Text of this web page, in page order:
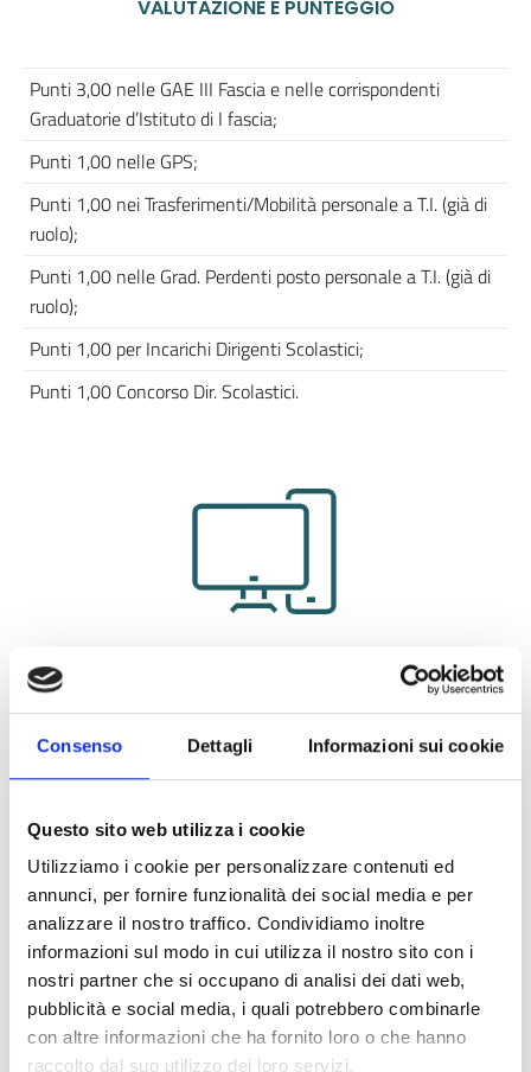
Consenso Dettagli Informazioni sui cookie
Questo sito web utilizza i cookie
Utilizziamo i cookie per personalizzare contenuti ed
annunci, per fornire funzionalità dei social media e per
analizzare il nostro traffico. Condividiamo inoltre
informazioni sul modo in cui utilizza il nostro sito con i
nostri partner che si occupano di analisi dei dati web,
pubblicità e social media, i quali potrebbero combinarle
con altre informazioni che ha fornito loro o che hanno
raccolto dal suo utilizzo dei loro servizi.
VALUTAZIONE E PUNTEGGIO
Punti 3,00 nelle GAE III Fascia e nelle corrispondenti
Graduatorie d’Istituto di I fascia;
Punti 1,00 nelle GPS;
Punti 1,00 nei Trasferimenti/Mobilità personale a T.I. (già di
ruolo);
Punti 1,00 nelle Grad. Perdenti posto personale a T.I. (già di
ruolo);
Punti 1,00 per Incarichi Dirigenti Scolastici;
Punti 1,00 Concorso Dir. Scolastici.
Scadenza Iscrizione:19/08/2026
SEDE ESAMI
Esami in 100 città:
Agrigento, Alessandria, Ancona, Andria, Aosta, Arezzo,
Avellino, Bari, Belluno, Benevento, Bergamo, Bologna,
Bolzano, Brescia, Brindisi, Cagliari, Caltanissetta,
Campobasso, Canicattì, Capo d’Orlando/Milazzo (ME),